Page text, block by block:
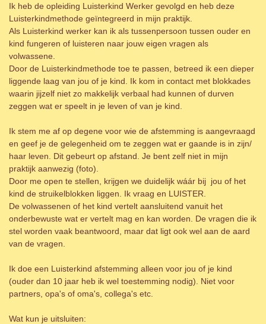
Ik heb de opleiding Luisterkind Werker gevolgd en heb deze
Luisterkindmethode geïntegreerd in mijn praktijk.
Als Luisterkind werker kan ik als tussenpersoon tussen ouder en
kind fungeren of luisteren naar jouw eigen vragen als
volwassene.
Door de Luisterkindmethode toe te passen, betreed ik een dieper
liggende laag van jou of je kind. Ik kom in contact met blokkades
waarin jijzelf niet zo makkelijk verbaal had kunnen of durven
zeggen wat er speelt in je leven of van je kind.
Ik stem me af op degene voor wie de afstemming is aangevraagd
en geef je de gelegenheid om te zeggen wat er gaande is in zijn/
haar leven. Dit gebeurt op afstand. Je bent zelf niet in mijn
praktijk aanwezig (foto).
Door me open te stellen, krijgen we duidelijk wáár bij jou of het
kind de struikelblokken liggen. Ik vraag en LUISTER.
De volwassenen of het kind vertelt aansluitend vanuit het
onderbewuste wat er vertelt mag en kan worden. De vragen die ik
stel worden vaak beantwoord, maar dat ligt ook wel aan de aard
van de vragen.
Ik doe een Luisterkind afstemming alleen voor jou of je kind
(ouder dan 10 jaar heb ik wel toestemming nodig). Niet voor
partners, opa's of oma's, collega's etc.
Wat kun je uitsluiten: